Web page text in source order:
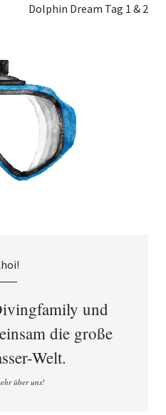
Dolphin Dream Tag 1 & 2
und
die große
Welt.
über uns!